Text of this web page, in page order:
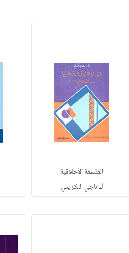
الفلسفة الأخلاقية
لـ ناجي التكريتي